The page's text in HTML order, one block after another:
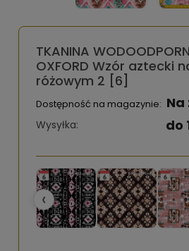
TKANINA
OXFORD Wzór aztecki
różowym 2 [6]
Dostępność na magazynie:
Wysyłka: do
‹